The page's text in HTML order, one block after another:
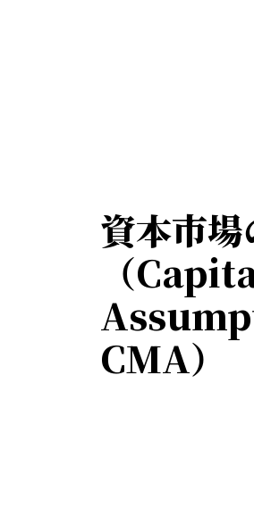
資本市
（
CMA）